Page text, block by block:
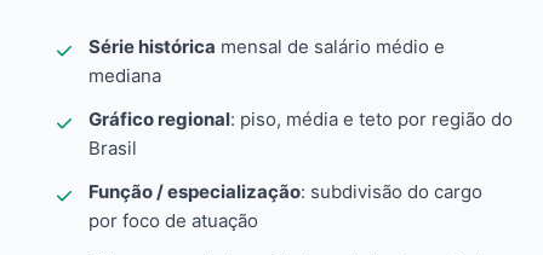
Série histórica mensal de salário médio e
mediana
Gráfico regional: piso, média e teto por região do
Brasil
Função / especialização: subdivisão do cargo
por foco de atuação